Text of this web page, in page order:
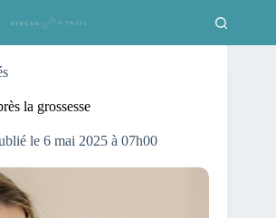
la grossesse
le 6 mai 2025 à 07h00